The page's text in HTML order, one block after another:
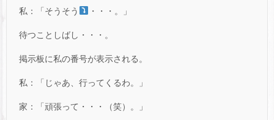
私：「そうそう ・・・。」
待つことしばし・・・。
掲示板に私の番号が表示される。
私：「じゃあ、行ってくるわ。」
家：「頑張って・・・（笑）。」